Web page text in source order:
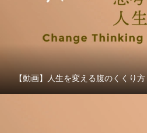
【動画】人生を変える腹のくくり方